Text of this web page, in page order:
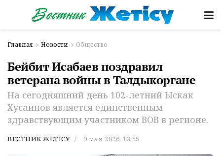
Главная Новости Общество
Бейбит Исабаев поздравил
ветерана войны в Талдыкоргане
На сегодняшний день 102-летний Ыскак
Хусаинов является единственным
здравствующим участником ВОВ в регионе.
ВЕСТНИК ЖЕТІСУ 9 мая 2026, 13:55